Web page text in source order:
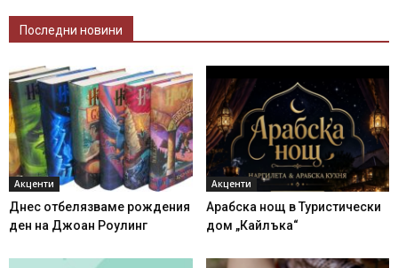
Последни новини
Акценти
Днес отбелязваме рождения
ден на Джоан Роулинг
Акценти
Арабска нощ в Туристически
дом „Кайлъка“